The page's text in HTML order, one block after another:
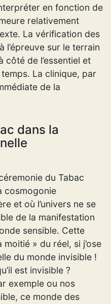
en fonction de
relativement
La vérification des
l’épreuve sur le terrain
côté de l’essentiel et
La clinique, par
de la
dans la
du Tabac
cosmogonie
et où l’univers ne se
de la manifestation
sensible. Cette
» du réel, si j’ose
du monde invisible !
est invisible ?
exemple ou nos
ce monde des